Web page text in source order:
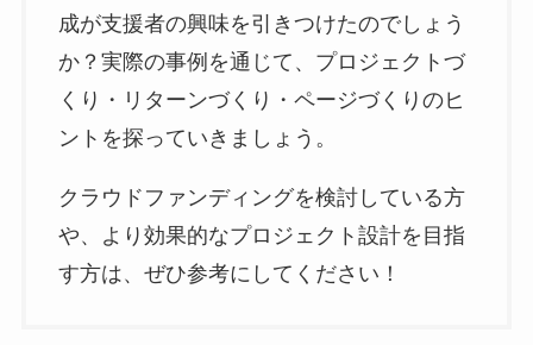
成が支援者の興味を引きつけたのでしょう
か？実際の事例を通じて、プロジェクトづ
くり・リターンづくり・ページづくりのヒ
ントを探っていきましょう。
クラウドファンディングを検討している方
や、より効果的なプロジェクト設計を目指
す方は、ぜひ参考にしてください！